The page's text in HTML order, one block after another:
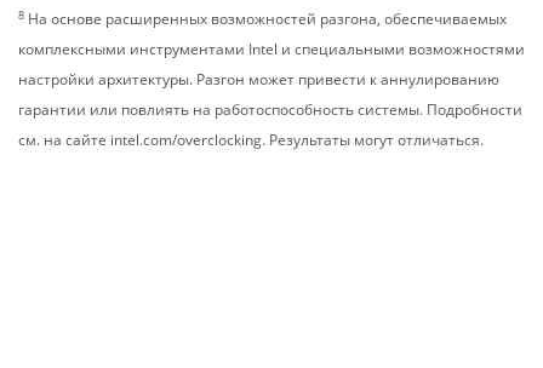
8 На основе расширенных возможностей разгона, обеспечиваемых
комплексными инструментами Intel и специальными возможностями
настройки архитектуры. Разгон может привести к аннулированию
гарантии или повлиять на работоспособность системы. Подробности
см. на сайте intel.com/overclocking. Результаты могут отличаться.